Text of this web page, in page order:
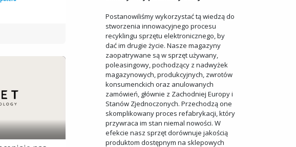
Postanowiliśmy wykorzystać tą wiedzą do
stworzenia innowacyjnego procesu
recyklingu sprzętu elektronicznego, by
dać im drugie życie. Nasze magazyny
zaopatrywane są w sprzęt używany,
poleasingowy, pochodzący z nadwyżek
magazynowych, produkcyjnych, zwrotów
konsumenckich oraz anulowanych
zamówień, głównie z Zachodniej Europy i
Stanów Zjednoczonych. Przechodzą one
skomplikowany proces refabrykacji, który
przywraca im stan niemal nowości. W
efekcie nasz sprzęt dorównuje jakością
produktom dostępnym na sklepowych